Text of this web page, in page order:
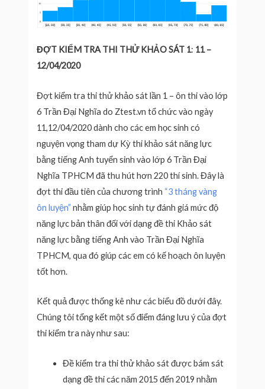
ĐỢT KIỂM TRA THI THỬ KHẢO SÁT 1: 11 –
12/04/2020
Đợt kiểm tra thi thử khảo sát lần 1 – ôn thi vào lớp
6 Trần Đại Nghĩa do Ztest.vn tổ chức vào ngày
11,12/04/2020 dành cho các em học sinh có
nguyện vọng tham dự Kỳ thi khảo sát năng lực
bằng tiếng Anh tuyển sinh vào lớp 6 Trần Đại
Nghĩa TPHCM đã thu hút hơn 220 thí sinh. Đây là
đợt thi đầu tiên của chương trình “3 tháng vàng
ôn luyện” nhằm giúp học sinh tự đánh giá mức độ
năng lực bản thân đối với dạng đề thi Khảo sát
năng lực bằng tiếng Anh vào Trần Đại Nghĩa
TPHCM, qua đó giúp các em có kế hoạch ôn luyện
tốt hơn.
Kết quả được thống kê như các biểu đồ dưới đây.
Chúng tôi tổng kết một số điểm đáng lưu ý của đợt
thi kiểm tra này như sau:
Đề kiểm tra thi thử khảo sát được bám sát
dạng đề thi các năm 2015 đến 2019 nhằm